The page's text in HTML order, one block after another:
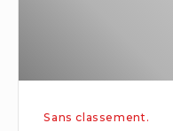
Sans classement.